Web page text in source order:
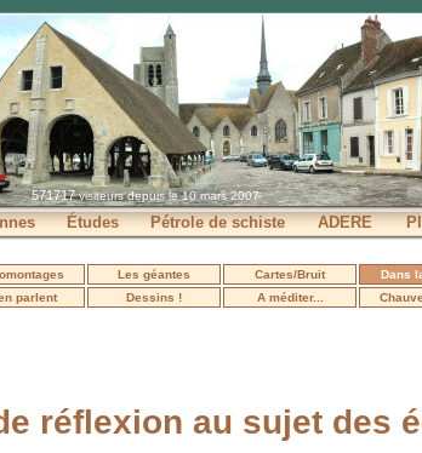
571717visiteurs depuis le 10 mars 2007
Études Pétrole de schiste ADERE
Les géantes Cartes/Bruit Dans
parlent Dessins ! A méditer...
réflexion au sujet des